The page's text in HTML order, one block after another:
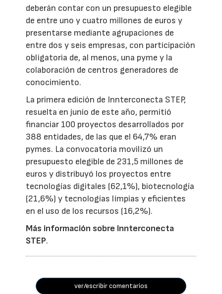
deberán contar con un presupuesto elegible
de entre uno y cuatro millones de euros y
presentarse mediante agrupaciones de
entre dos y seis empresas, con participación
obligatoria de, al menos, una pyme y la
colaboración de centros generadores de
conocimiento.
La primera edición de Innterconecta STEP,
resuelta en junio de este año, permitió
financiar 100 proyectos desarrollados por
388 entidades, de las que el 64,7% eran
pymes. La convocatoria movilizó un
presupuesto elegible de 231,5 millones de
euros y distribuyó los proyectos entre
tecnologías digitales (62,1%), biotecnología
(21,6%) y tecnologías limpias y eficientes
en el uso de los recursos (16,2%).
Más información sobre Innterconecta
STEP.
ver/escribir comentarios